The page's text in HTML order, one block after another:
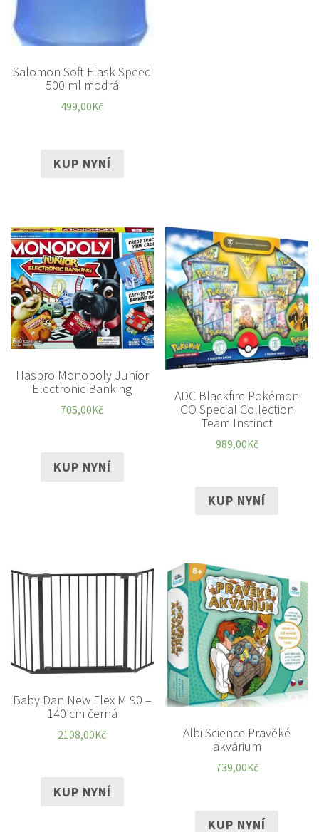
Salomon Soft Flask Speed
500 ml modrá
499,00Kč
KUP NYNÍ
Hasbro Monopoly Junior
Electronic Banking
705,00Kč
KUP NYNÍ
ADC Blackfire Pokémon
GO Special Collection
Team Instinct
989,00Kč
KUP NYNÍ
Baby Dan New Flex M 90 –
140 cm černá
2108,00Kč
KUP NYNÍ
Albi Science Pravěké
akvárium
739,00Kč
KUP NYNÍ